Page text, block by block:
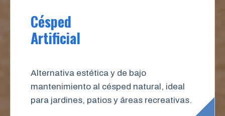
Césped
Artificial
Alternativa estética y de bajo
mantenimiento al césped natural, ideal
para jardines, patios y áreas recreativas.